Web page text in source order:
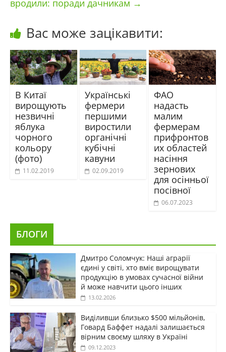
вродили: поради дачникам →
Вас може зацікавити:
В Китаї
вирощують
незвичні
яблука
чорного
кольору
(фото)
11.02.2019
Українські
фермери
першими
виростили
органічні
кубічні
кавуни
02.09.2019
ФАО
надасть
малим
фермерам
прифронтов
их областей
насіння
зернових
для осінньої
посівної
06.07.2023
БЛОГИ
Дмитро Соломчук: Наші аграрії
єдині у світі, хто вміє вирощувати
продукцію в умовах сучасної війни
й може навчити цього інших
13.02.2026
Виділивши близько $500 мільйонів,
Говард Баффет надалі залишається
вірним своєму шляху в Україні
09.12.2023